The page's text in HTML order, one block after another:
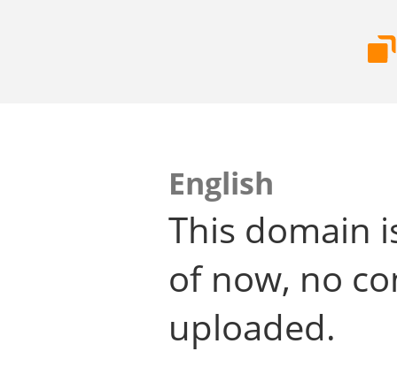
English
This domain
of now, no
uploaded.